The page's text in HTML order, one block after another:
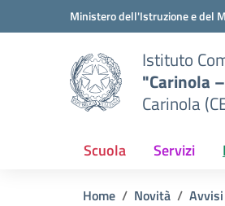
Vai ai contenuti
Vai al menu di navigazioneMinistero dell'Istruzione e del
Istituto
"Carinola
Carinola
Scuola Servizi
Home Novità